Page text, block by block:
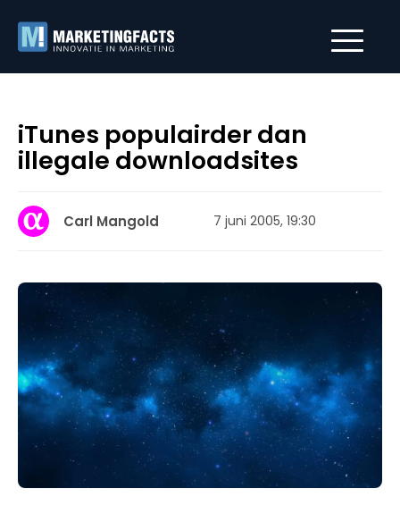
iTunes populairder dan
illegale downloadsites
Carl Mangold 7 juni 2005, 19:30